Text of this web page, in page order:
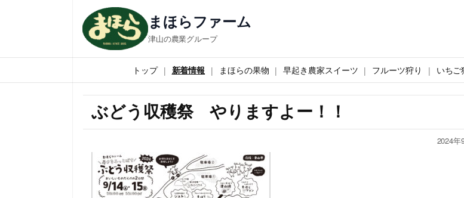
まほらファーム
津山の農業グループ
トップ 新着情報 まほらの果物 早起き農家スイーツ フルーツ狩り いち
ぶどう収穫祭 やりますよー！！
2024年